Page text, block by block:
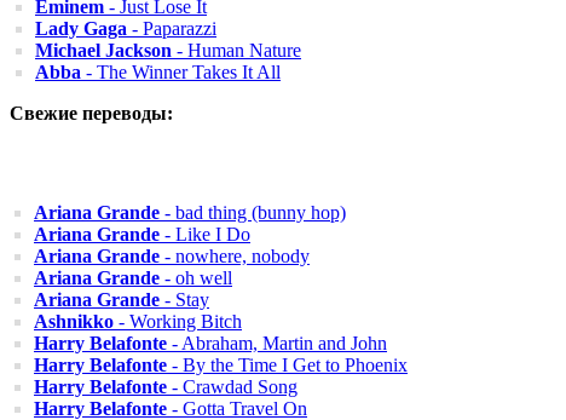
Eminem - Just Lose It
Lady Gaga - Paparazzi
Michael Jackson - Human Nature
Abba - The Winner Takes It All
Свежие переводы:
Ariana Grande - bad thing (bunny hop)
Ariana Grande - Like I Do
Ariana Grande - nowhere, nobody
Ariana Grande - oh well
Ariana Grande - Stay
Ashnikko - Working Bitch
Harry Belafonte - Abraham, Martin and John
Harry Belafonte - By the Time I Get to Phoenix
Harry Belafonte - Crawdad Song
Harry Belafonte - Gotta Travel On